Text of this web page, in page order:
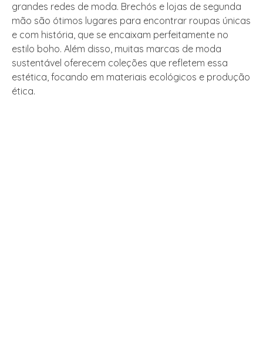
grandes redes de moda. Brechós e lojas de segunda
mão são ótimos lugares para encontrar roupas únicas
e com história, que se encaixam perfeitamente no
estilo boho. Além disso, muitas marcas de moda
sustentável oferecem coleções que refletem essa
estética, focando em materiais ecológicos e produção
ética.